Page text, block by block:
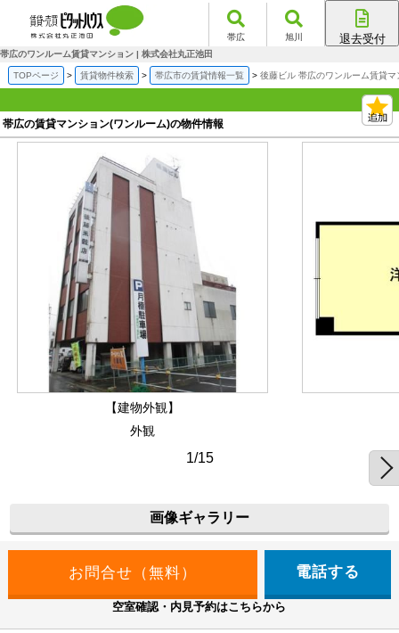
帯広 旭川 退去受付
帯広のワンルーム賃貸マンション | 株式会社丸正池田
TOPページ 賃貸物件検索 帯広市の賃貸情報一覧 後藤ビル 帯広のワンルーム賃貸マ
帯広の賃貸マンション(ワンルーム)の物件情報
【建物外観】
外観
1/15
画像ギャラリー
電話する
空室確認・内見予約はこちらから